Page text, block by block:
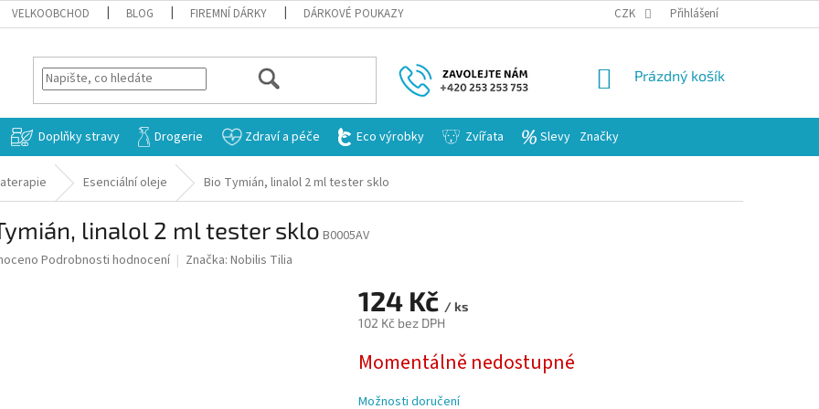
VELKOOBCHOD BLOG FIREMNÍ DÁRKY DÁRKOVÉ POUKAZY CZK Přihlášení
HLEDAT
NÁKUPNÍ
Prázdný košík
Doplňky stravy Drogerie Zdraví a péče Eco výrobky Zvířata Slevy Značky
Esenciální oleje Bio Tymián, linalol 2 ml tester sklo
linalol 2 ml tester sklo B0005AV
Podrobnosti hodnocení Značka: Nobilis Tilia
124 Kč / ks
102 Kč bez DPH
cena:
Momentálně nedostupné
Možnosti doručení